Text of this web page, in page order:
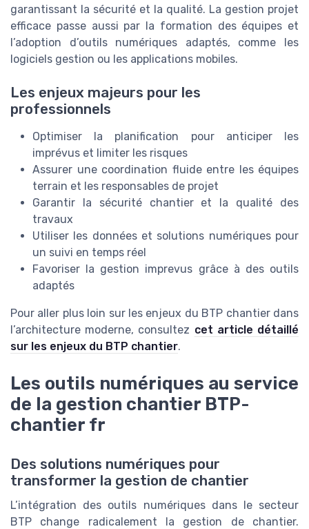
garantissant la sécurité et la qualité. La gestion projet
efficace passe aussi par la formation des équipes et
l’adoption d’outils numériques adaptés, comme les
logiciels gestion ou les applications mobiles.
Les enjeux majeurs pour les
professionnels
Optimiser la planification pour anticiper les
imprévus et limiter les risques
Assurer une coordination fluide entre les équipes
terrain et les responsables de projet
Garantir la sécurité chantier et la qualité des
travaux
Utiliser les données et solutions numériques pour
un suivi en temps réel
Favoriser la gestion imprevus grâce à des outils
adaptés
Pour aller plus loin sur les enjeux du BTP chantier dans
l’architecture moderne, consultez cet article détaillé
sur les enjeux du BTP chantier.
Les outils numériques au service
de la gestion chantier BTP-
chantier fr
Des solutions numériques pour
transformer la gestion de chantier
L’intégration des outils numériques dans le secteur
BTP change radicalement la gestion de chantier.